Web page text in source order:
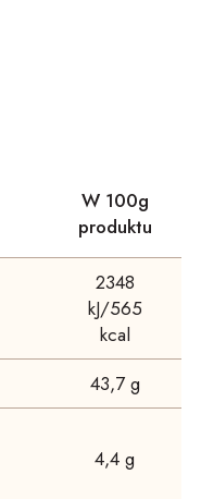
W 100g
produktu
2348
kJ/565
kcal
43,7 g
4,4 g